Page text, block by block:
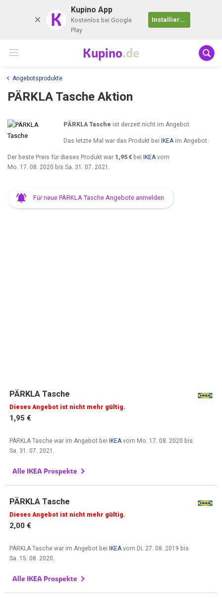
K Kupino App
Kostenlos bei Google
Play
Installieren
Kupino.de
Angebotsprodukte
PÄRKLA Tasche Aktion
PÄRKLA Tasche ist derzeit nicht im Angebot.
Das letzte Mal war das Produkt bei IKEAim Angebot.
Der beste Preis für dieses Produkt war 1,95 € bei IKEA vom
Mo. 17. 08. 2020 bis Sa. 31. 07. 2021
Für neue PÄRKLA Tasche Angebote anmelden
PÄRKLA Tasche
Dieses Angebot ist nicht mehr gültig.
1,95 €
PÄRKLA Tasche war im Angebot beiIKEA vom Mo. 17. 08. 2020 bis
Sa. 31. 07. 2021
Alle IKEA Prospekte
PÄRKLA Tasche
Dieses Angebot ist nicht mehr gültig.
2,00 €
PÄRKLA Tasche war im Angebot beiIKEA vom Di. 27. 08. 2019 bis
Sa. 15. 08. 2020
Alle IKEA Prospekte